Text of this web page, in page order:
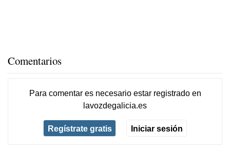
Comentarios
Para comentar es necesario estar registradoen
lavozdegalicia.es
Regístrate gratis Iniciar sesión